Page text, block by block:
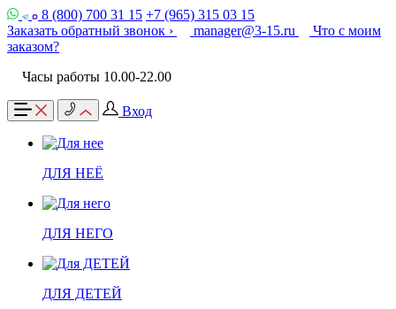
8 (800) 700 31 15 +7 (965) 315 03 15
Заказать обратный звонок ›
manager@3-15.ru
Что с моим
заказом?
Часы работы 10.00-22.00
Вход
ДЛЯ НЕЁ
ДЛЯ НЕГО
ДЛЯ ДЕТЕЙ